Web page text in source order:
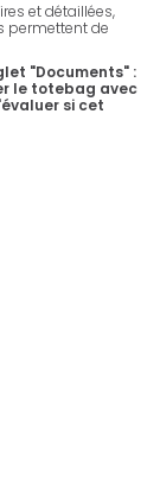
et détaillées,
permettent de
"Documents" :
le totebag avec
si cet